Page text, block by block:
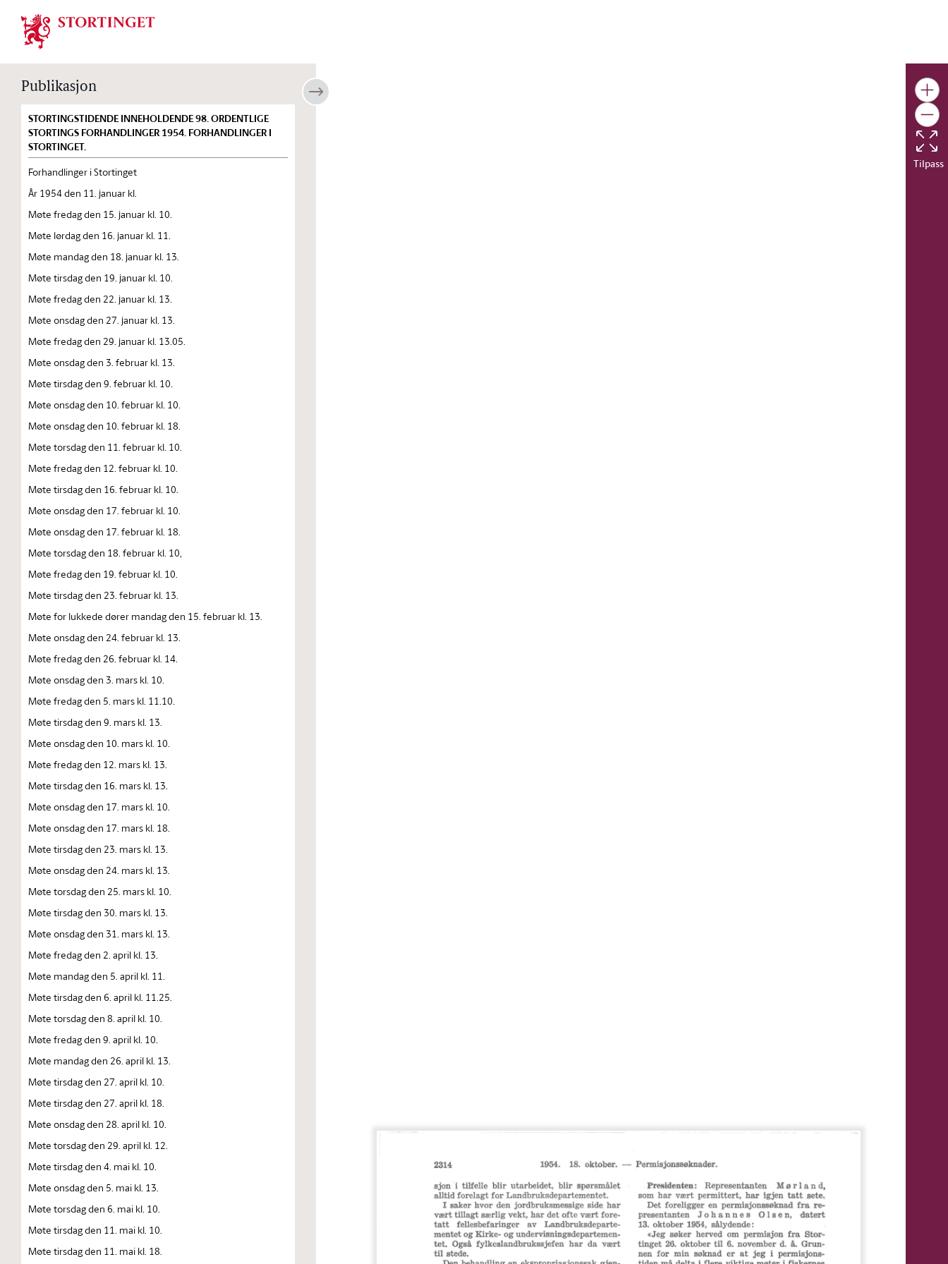
Stortinget.no
Publikasjon
STORTINGSTIDENDE INNEHOLDENDE 98. ORDENTLIGE
STORTINGS FORHANDLINGER 1954. FORHANDLINGER I
STORTINGET.
Forhandlinger i Stortinget
År 1954 den 11. januar kl.
Møte fredag den 15. januar kl. 10.
Møte lørdag den 16. januar kl. 11.
Møte mandag den 18. januar kl. 13.
Møte tirsdag den 19. januar kl. 10.
Møte fredag den 22. januar kl. 13.
Møte onsdag den 27. januar kl. 13.
Møte fredag den 29. januar kl. 13.05.
Møte onsdag den 3. februar kl. 13.
Møte tirsdag den 9. februar kl. 10.
Møte onsdag den 10. februar kl. 10.
Møte onsdag den 10. februar kl. 18.
Møte torsdag den 11. februar kl. 10.
Møte fredag den 12. februar kl. 10.
Møte tirsdag den 16. februar kl. 10.
Møte onsdag den 17. februar kl. 10.
Møte onsdag den 17. februar kl. 18.
Møte torsdag den 18. februar kl. 10,
Møte fredag den 19. februar kl. 10.
Møte tirsdag den 23. februar kl. 13.
Møte for lukkede dører mandag den 15. februar kl. 13.
Møte onsdag den 24. februar kl. 13.
Møte fredag den 26. februar kl. 14.
Møte onsdag den 3. mars kl. 10.
Møte fredag den 5. mars kl. 11.10.
Møte tirsdag den 9. mars kl. 13.
Møte onsdag den 10. mars kl. 10.
Møte fredag den 12. mars kl. 13.
Møte tirsdag den 16. mars kl. 13.
Møte onsdag den 17. mars kl. 10.
Møte onsdag den 17. mars kl. 18.
Møte tirsdag den 23. mars kl. 13.
Møte onsdag den 24. mars kl. 13.
Møte torsdag den 25. mars kl. 10.
Møte tirsdag den 30. mars kl. 13.
Møte onsdag den 31. mars kl. 13.
Møte fredag den 2. april kl. 13.
Møte mandag den 5. april kl. 11.
Møte tirsdag den 6. april kl. 11.25.
Møte torsdag den 8. april kl. 10.
Møte fredag den 9. april kl. 10.
Møte mandag den 26. april kl. 13.
Møte tirsdag den 27. april kl. 10.
Møte tirsdag den 27. april kl. 18.
Møte onsdag den 28. april kl. 10.
Møte torsdag den 29. april kl. 12.
Møte tirsdag den 4. mai kl. 10.
Møte onsdag den 5. mai kl. 13.
Møte torsdag den 6. mai kl. 10.
Møte tirsdag den 11. mai kl. 10.
Møte tirsdag den 11. mai kl. 18.